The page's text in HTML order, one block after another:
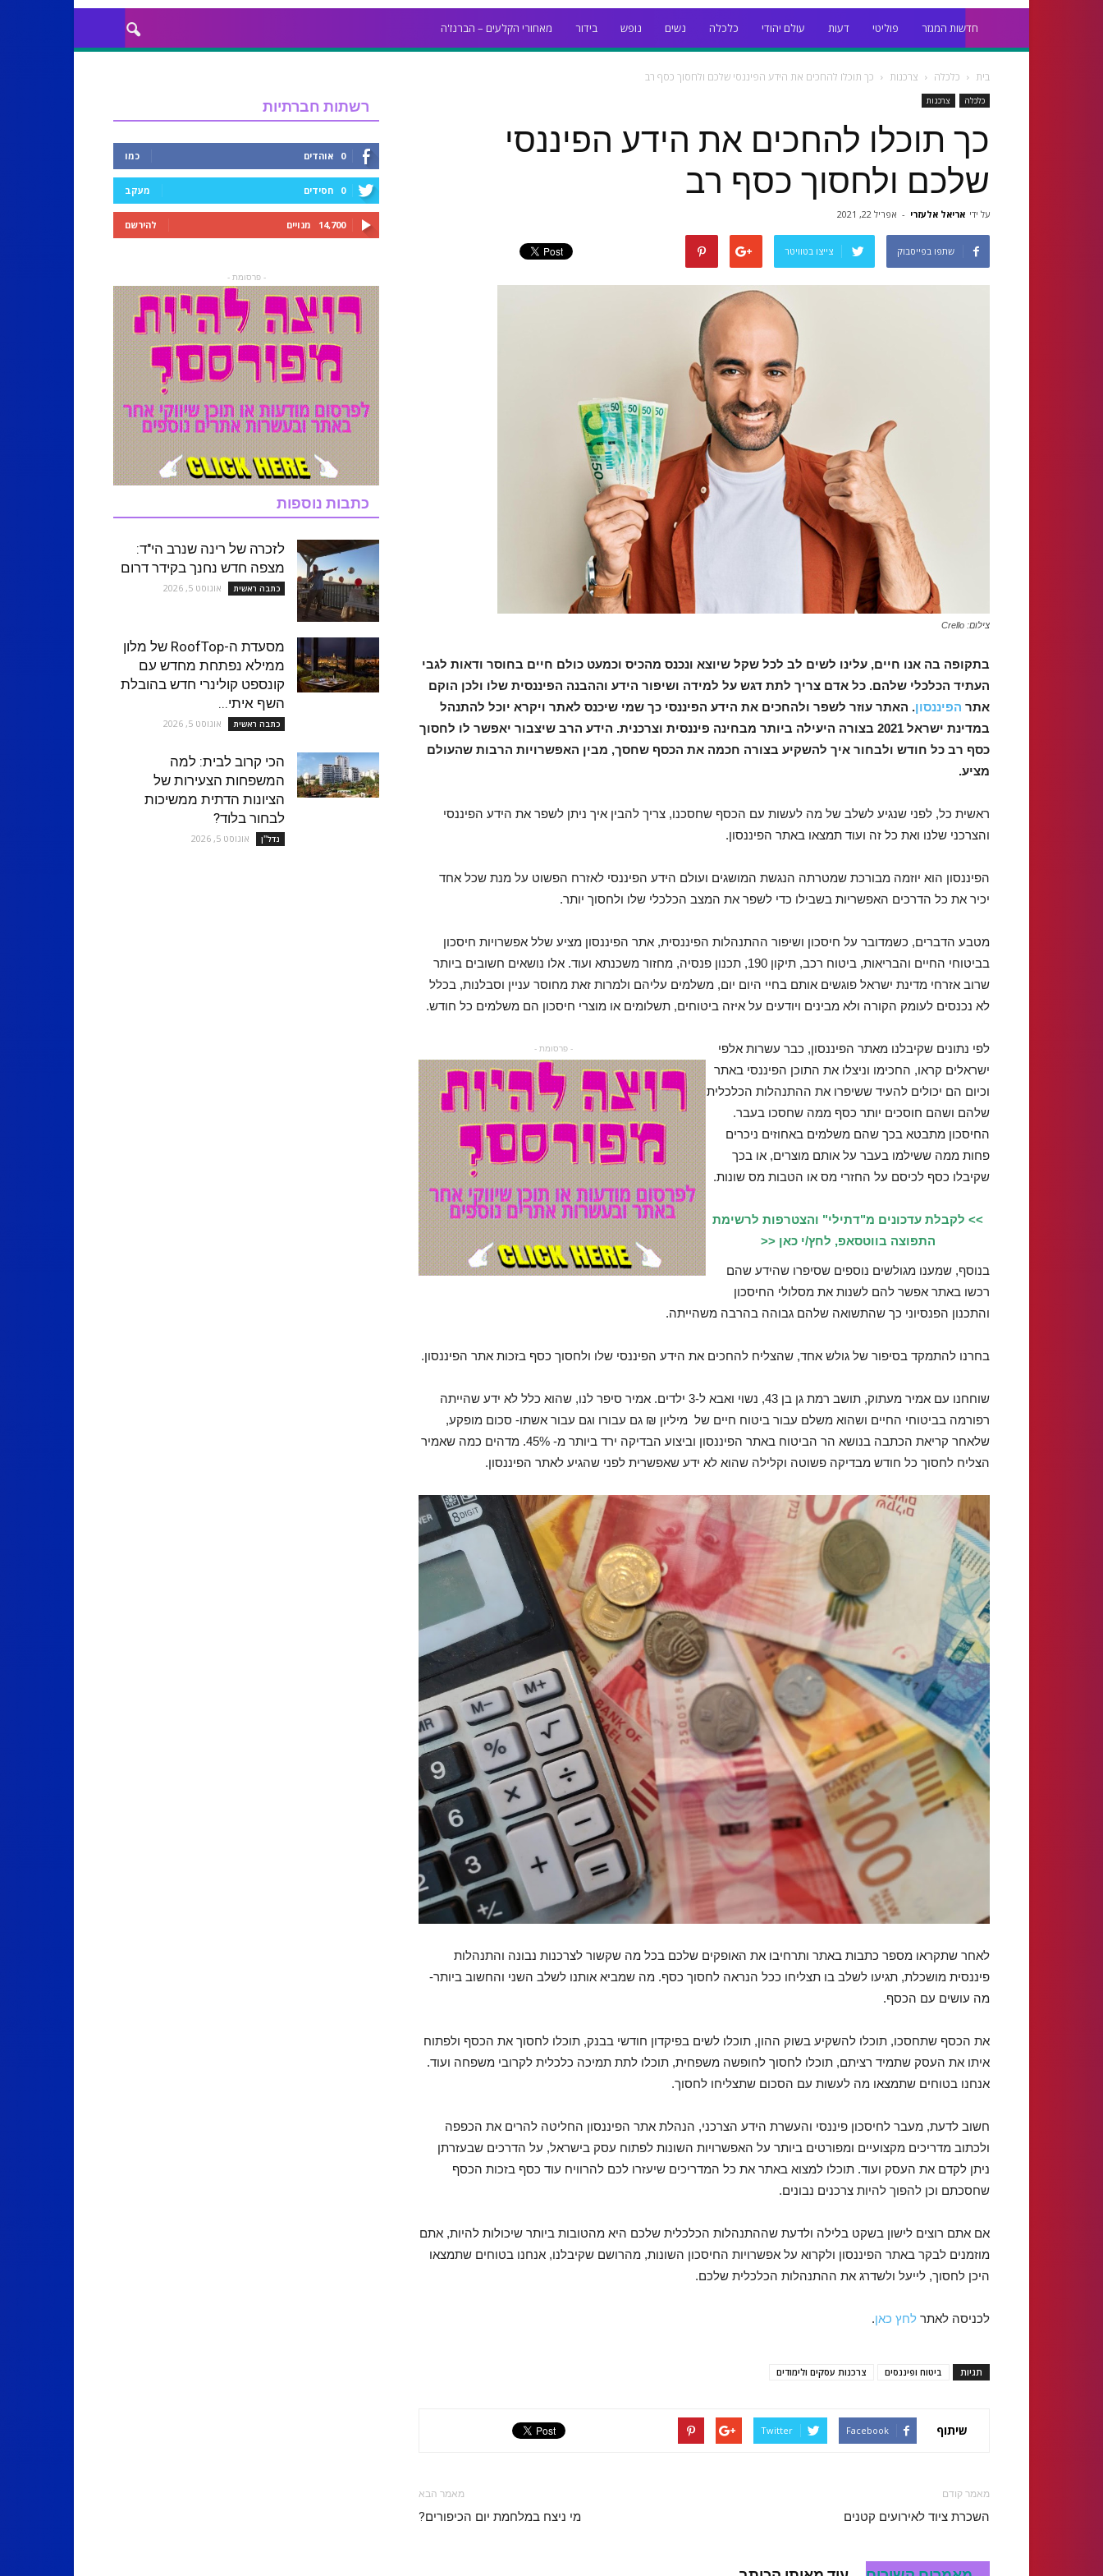
חדשות המגזר פוליטי דעות עולם יהודי כלכלה נשים נופש בידור מאחורי הקלעים – הברנז'ה
בית כלכלה צרכנות כך תוכלו להחכים את הידע הפיננסי שלכם ולחסוך כסף רב
כלכלה צרכנות
כך תוכלו להחכים את הידע הפיננסי
שלכם ולחסוך כסף רב
על ידי אריאל אלעזרי - אפריל 22, 2021
שתפו בפייסבוק צייצו בטוויטר
צילום: Crello
בתקופה בה אנו חיים, עלינו לשים לב לכל שקל שיוצא ונכנס מהכיס וכמעט כולם חיים בחוסר ודאות לגבי
העתיד הכלכלי שלהם. כל אדם צריך לתת דגש על למידה ושיפור הידע וההבנה הפיננסית שלו ולכן הוקם
אתר הפיננסון. האתר עוזר לשפר ולהחכים את הידע הפיננסי כך שמי שיכנס לאתר ויקרא יוכל להתנהל
במדינת ישראל 2021 בצורה היעילה ביותר מבחינה פיננסית וצרכנית. הידע הרב שיצבור יאפשר לו לחסוך
כסף רב כל חודש ולבחור איך להשקיע בצורה חכמה את הכסף שחסך, מבין האפשרויות הרבות שהעולם
מציע.
ראשית כל, לפני שנגיע לשלב של מה לעשות עם הכסף שחסכנו, צריך להבין איך ניתן לשפר את הידע הפיננסי
והצרכני שלנו ואת כל זה ועוד תמצאו באתר הפיננסון.
הפיננסון הוא יוזמה מבורכת שמטרתה הנגשת המושגים ועולם הידע הפיננסי לאזרח הפשוט על מנת שכל אחד
יכיר את כל הדרכים האפשריות בשבילו כדי לשפר את המצב הכלכלי שלו ולחסוך יותר.
מטבע הדברים, כשמדובר על חיסכון ושיפור ההתנהלות הפיננסית, אתר הפיננסון מציע שלל אפשרויות חיסכון
בביטוחי החיים והבריאות, ביטוח רכב, תיקון 190, תכנון פנסיה, מחזור משכנתא ועוד. אלו נושאים חשובים ביותר
שרוב אזרחי מדינת ישראל פוגשים אותם בחיי היום יום, משלמים עליהם ולמרות זאת מחוסר עניין וסבלנות, בכלל
לא נכנסים לעומק הקורה ולא מבינים ויודעים על איזה ביטוחים, תשלומים או מוצרי חיסכון הם משלמים כל חודש.
- פרסומת -
לפי נתונים שקיבלנו מאתר הפיננסון, כבר עשרות אלפי
ישראלים קראו, החכימו וניצלו את התוכן הפיננסי באתר
וכיום הם יכולים להעיד ששיפרו את ההתנהלות הכלכלית
שלהם ושהם חוסכים יותר כסף ממה שחסכו בעבר.
החיסכון מתבטא בכך שהם משלמים באחוזים ניכרים
פחות ממה ששילמו בעבר על אותם מוצרים, או בכך
שקיבלו כסף לכיסם על החזרי מס או הטבות מס שונות.
>> לקבלת עדכונים מ"דתילי" והצטרפות לרשימת
התפוצה בווטסאפ, לחץ/י כאן <<
בנוסף, שמענו מגולשים נוספים שסיפרו שהידע שהם
רכשו באתר אפשר להם לשנות את מסלולי החיסכון
והתכנון הפנסיוני כך שהתשואה שלהם גבוהה בהרבה משהייתה.
בחרנו להתמקד בסיפור של גולש אחד, שהצליח להחכים את הידע הפיננסי שלו ולחסוך כסף בזכות אתר הפיננסון.
שוחחנו עם אמיר מעתוק, תושב רמת גן בן 43, נשוי ואבא ל-3 ילדים. אמיר סיפר לנו, שהוא כלל לא ידע שהייתה
רפורמה בביטוחי החיים ושהוא משלם עבור ביטוח חיים של מיליון ₪ גם עבורו וגם עבור אשתו- סכום מופקע,
שלאחר קריאת הכתבה בנושא הר הביטוח באתר הפיננסון וביצוע הבדיקה ירד ביותר מ- 45%. מדהים כמה שאמיר
הצליח לחסוך כל חודש מבדיקה פשוטה וקלילה שהוא לא ידע שאפשרית לפני שהגיע לאתר הפיננסון.
לאחר שתקראו מספר כתבות באתר ותרחיבו את האופקים שלכם בכל מה שקשור לצרכנות נבונה והתנהלות
פיננסית מושכלת, תגיעו לשלב בו תצליחו ככל הנראה לחסוך כסף. מה שמביא אותנו לשלב השני והחשוב ביותר-
מה עושים עם הכסף.
את הכסף שתחסכו, תוכלו להשקיע בשוק ההון, תוכלו לשים בפיקדון חודשי בבנק, תוכלו לחסוך את הכסף ולפתוח
איתו את העסק שתמיד רציתם, תוכלו לחסוך לחופשה משפחית, תוכלו לתת תמיכה כלכלית לקרובי משפחה ועוד.
אנחנו בטוחים שתמצאו מה לעשות עם הסכום שתצליחו לחסוך.
חשוב לדעת, מעבר לחיסכון פיננסי והעשרת הידע הצרכני, הנהלת אתר הפיננסון החליטה להרים את הכפפה
ולכתוב מדריכים מקצועיים ומפורטים ביותר על האפשרויות השונות לפתוח עסק בישראל, על הדרכים שבעזרתן
ניתן לקדם את העסק ועוד. תוכלו למצוא באתר את כל המדריכים שיעזרו לכם להרוויח עוד כסף בזכות הכסף
שחסכתם וכן להפוך להיות צרכנים נבונים.
אם אתם רוצים לישון בשקט בלילה ולדעת שההתנהלות הכלכלית שלכם היא מהטובות ביותר שיכולות להיות, אתם
מוזמנים לבקר באתר הפיננסון ולקרוא על אפשרויות החיסכון השונות, מהרושם שקיבלנו, אנחנו בטוחים שתמצאו
היכן לחסוך, לייעל ולשדרג את ההתנהלות הכלכלית שלכם.
לכניסה לאתר לחץ כאן.
תגיות ביטוח ופיננסים צרכנות עסקים ולימודים
שיתוף Facebook
Twitter
מאמר קודם
השכרת ציוד לאירועים קטנים
מאמר הבא
מי ניצח במלחמת יום הכיפורים?
רשתות חברתיות
0 אוהדים כמו
0 חסידים מעקב
14,700 מנויים להירשם
- פרסומת -
כתבות נוספות
לזכרה של רינה שנרב הי"ד:
מצפה חדש נחנך בקידר דרום
כתבה ראשית אוגוסט 5, 2026
מסעדת ה-RoofTop של מלון
ממילא נפתחת מחדש עם
קונספט קולינרי חדש בהובלת
השף איתי...
כתבה ראשית אוגוסט 5, 2026
הכי קרוב לבית: למה
המשפחות הצעירות של
הציונות הדתית ממשיכות
לבחור בלוד?
נדל''ן אוגוסט 5, 2026